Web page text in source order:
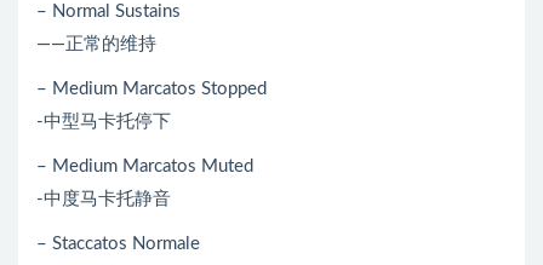
– Normal Sustains
——正常的维持
– Medium Marcatos Stopped
-中型马卡托停下
– Medium Marcatos Muted
-中度马卡托静音
– Staccatos Normale